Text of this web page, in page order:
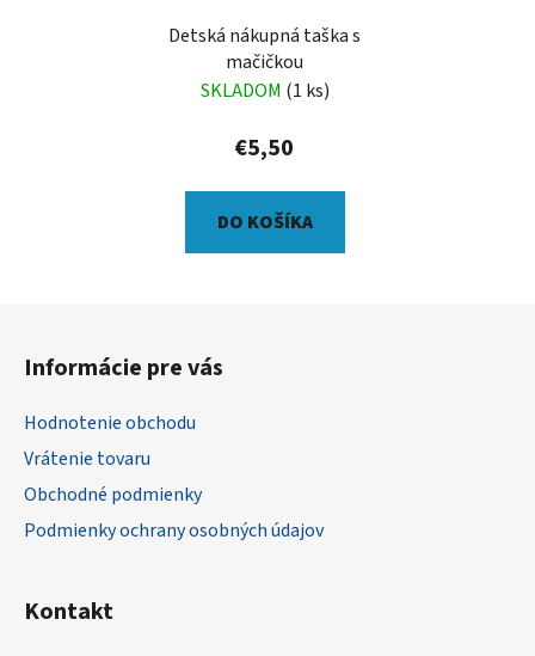
Detská nákupná taška s
mačičkou
SKLADOM (1 ks)
€5,50
DO KOŠÍKA
Informácie pre vás
Hodnotenie obchodu
Vrátenie tovaru
Obchodné podmienky
Podmienky ochrany osobných údajov
Kontakt